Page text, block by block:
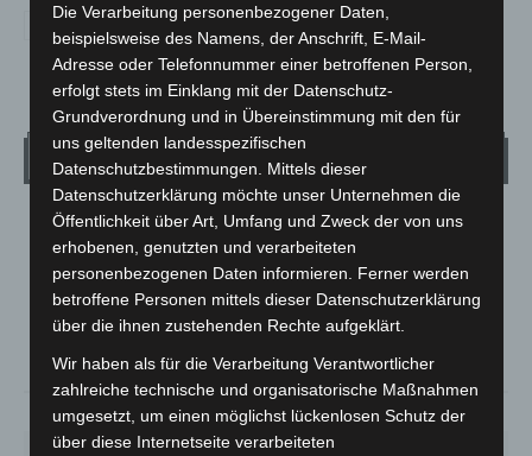
Wetter
LANGENHAGEN
Bedeckt
25.6° C 28.3°
41% 5.8m/s 88%
Die Verarbeitung personenbezogener Daten,
beispielsweise des Namens, der Anschrift, E-Mail-
Adresse oder Telefonnummer einer betroffenen Person,
erfolgt stets im Einklang mit der Datenschutz-
Grundverordnung und in Übereinstimmung mit den für
uns geltenden landesspezifischen
Datenschutzbestimmungen. Mittels dieser
Datenschutzerklärung möchte unser Unternehmen die
Öffentlichkeit über Art, Umfang und Zweck der von uns
erhobenen, genutzten und verarbeiteten
personenbezogenen Daten informieren. Ferner werden
betroffene Personen mittels dieser Datenschutzerklärung
über die ihnen zustehenden Rechte aufgeklärt.
Wir haben als für die Verarbeitung Verantwortlicher
zahlreiche technische und organisatorische Maßnahmen
umgesetzt, um einen möglichst lückenlosen Schutz der
über diese Internetseite verarbeiteten